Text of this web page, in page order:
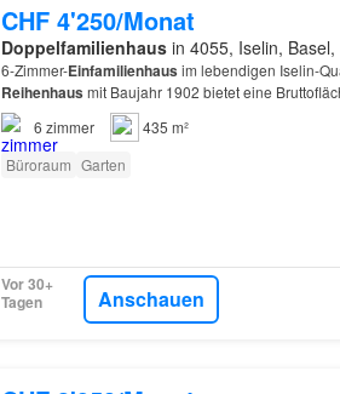
CHF 4'250/Monat
Doppelfamilienhausin 4055, Iselin, Basel,
6-Zimmer-Einfamilienhaus im lebendigen Iselin-
Reihenhaus mit Baujahr 1902 bietet eine
erstreckt sich über vier Etagen und wurde
6 zimmer
435 m²
Büroraum Garten
Vor 30+
Tagen
Anschauen